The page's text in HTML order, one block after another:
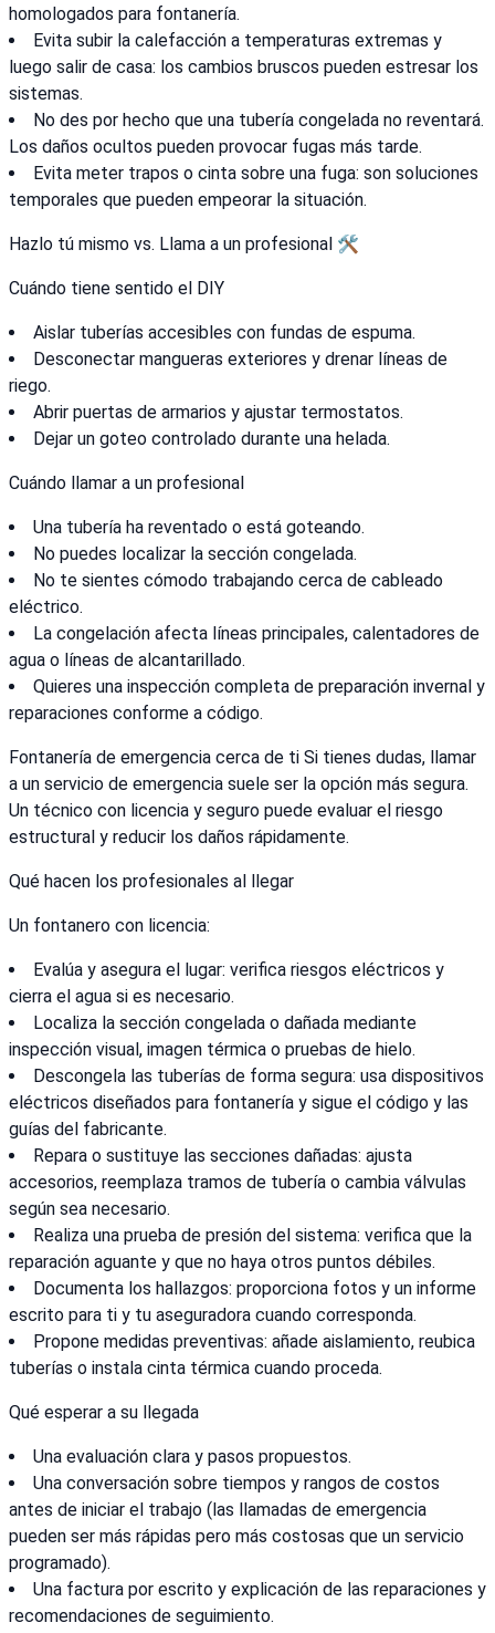
homologados para fontanería.
Evita subir la calefacción a temperaturas extremas y
luego salir de casa: los cambios bruscos pueden estresar los
sistemas.
No des por hecho que una tubería congelada no reventará.
Los daños ocultos pueden provocar fugas más tarde.
Evita meter trapos o cinta sobre una fuga: son soluciones
temporales que pueden empeorar la situación.
Hazlo tú mismo vs. Llama a un profesional 🛠️
Cuándo tiene sentido el DIY
Aislar tuberías accesibles con fundas de espuma.
Desconectar mangueras exteriores y drenar líneas de
riego.
Abrir puertas de armarios y ajustar termostatos.
Dejar un goteo controlado durante una helada.
Cuándo llamar a un profesional
Una tubería ha reventado o está goteando.
No puedes localizar la sección congelada.
No te sientes cómodo trabajando cerca de cableado
eléctrico.
La congelación afecta líneas principales, calentadores de
agua o líneas de alcantarillado.
Quieres una inspección completa de preparación invernal y
reparaciones conforme a código.
Fontanería de emergencia cerca de ti Si tienes dudas, llamar
a un servicio de emergencia suele ser la opción más segura.
Un técnico con licencia y seguro puede evaluar el riesgo
estructural y reducir los daños rápidamente.
Qué hacen los profesionales al llegar
Un fontanero con licencia:
Evalúa y asegura el lugar: verifica riesgos eléctricos y
cierra el agua si es necesario.
Localiza la sección congelada o dañada mediante
inspección visual, imagen térmica o pruebas de hielo.
Descongela las tuberías de forma segura: usa dispositivos
eléctricos diseñados para fontanería y sigue el código y las
guías del fabricante.
Repara o sustituye las secciones dañadas: ajusta
accesorios, reemplaza tramos de tubería o cambia válvulas
según sea necesario.
Realiza una prueba de presión del sistema: verifica que la
reparación aguante y que no haya otros puntos débiles.
Documenta los hallazgos: proporciona fotos y un informe
escrito para ti y tu aseguradora cuando corresponda.
Propone medidas preventivas: añade aislamiento, reubica
tuberías o instala cinta térmica cuando proceda.
Qué esperar a su llegada
Una evaluación clara y pasos propuestos.
Una conversación sobre tiempos y rangos de costos
antes de iniciar el trabajo (las llamadas de emergencia
pueden ser más rápidas pero más costosas que un servicio
programado).
Una factura por escrito y explicación de las reparaciones y
recomendaciones de seguimiento.